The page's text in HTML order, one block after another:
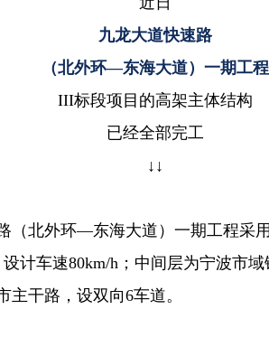
九龙大道快速路
（北外环—东海大道）一期工程
III标段项目的高架主体结构
已经全部完工
↓↓
（北外环—东海大道）一期工程采
设计车速80km/h；中间层为宁波市域
主干路， 设双向6车道。